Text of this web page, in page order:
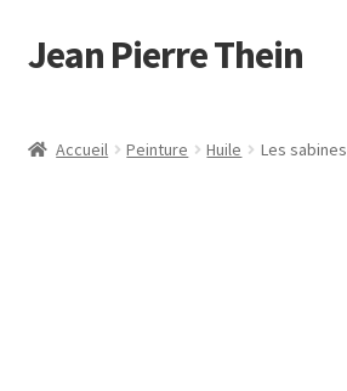
Aller
à
navigation
Aller
au
Jean Pierre Thein
Accueil Peinture Huile Les sabines